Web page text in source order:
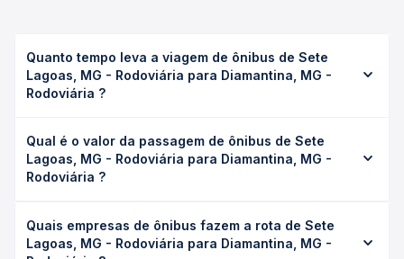
Quanto tempo leva a viagem de ônibus de Sete
Lagoas, MG - Rodoviária para Diamantina, MG -
Rodoviária ?
Diamantina, MG - Rodoviária leva em média 4h, podendo
variar conforme a viação, o tipo de serviço (convencional,
executivo ou leito) e as condições de tráfego. Na Quero
Qual é o valor da passagem de ônibus de Sete
Lagoas, MG - Rodoviária para Diamantina, MG -
Rodoviária ?
Rodoviária para Diamantina, MG - Rodoviária custa em
média R$ 132,31 e varia conforme a data da viagem, a
Quais empresas de ônibus fazem a rota de Sete
Lagoas, MG - Rodoviária para Diamantina, MG -